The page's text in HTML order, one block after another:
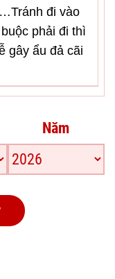
đi vào
phải đi thì
gây ẩu đả cãi
Năm